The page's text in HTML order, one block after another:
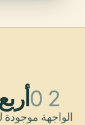
02
الواجهة موجودة